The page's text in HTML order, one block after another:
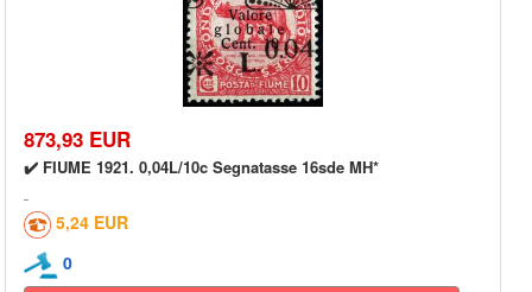
873,93 EUR
✔️ FIUME 1921. 0,04L/10c Segnatasse 16sde MH*
5,24 EUR
0